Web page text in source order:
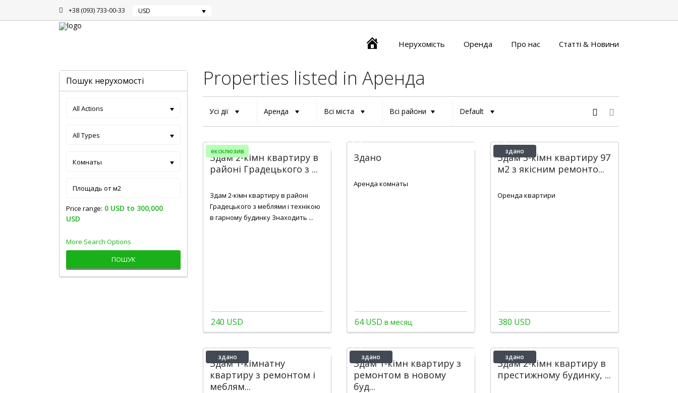
+38 (093) 733-00-33 USD
ГлавнаяНерухомість Оренда Про нас Статті & Новини
Properties listed in Аренда
Усі дії Аренда Всі міста Всі райони Default
ексклюзив
Здам 2-кімн квартиру в
районі Градецького з ...
Здам 2-кімн квартиру в районі
Градецького з меблями і технікою
в гарному будинку Знаходить ...
240 USD
Здано
Аренда комнаты
64 USD в месяц
здано
Здам 3-кімн квартиру 97
м2 з якісним ремонто...
Оренда квартири
380 USD
здано
Здам 1-кімнатну
квартиру з ремонтом і
меблям...
здано
Здам 1-кімн квартиру з
ремонтом в новому
буд...
здано
Здам 2-кімн квартиру в
престижному будинку, ...
Пошук нерухомості
All Actions
All Types
Комнаты
Price range: 0 USD to 300,000
USD
More Search Options
ПОШУК